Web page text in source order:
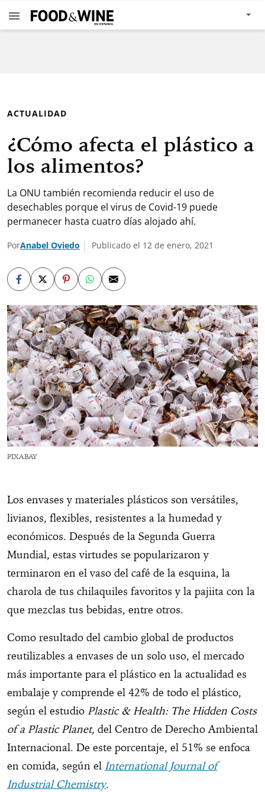
ACTUALIDAD
¿Cómo afecta el plástico a
los alimentos?
La ONU también recomienda reducir el uso de
desechables porque el virus de Covid-19 puede
permanecer hasta cuatro días alojado ahí.
PorAnabel Oviedo Publicado el 12 de enero, 2021
PIXABAY
Los envases y materiales plásticos son versátiles,
livianos, flexibles, resistentes a la humedad y
económicos. Después de la Segunda Guerra
Mundial, estas virtudes se popularizaron y
terminaron en el vaso del café de la esquina, la
charola de tus chilaquiles favoritos y la pajiita con la
que mezclas tus bebidas, entre otros.
Como resultado del cambio global de productos
reutilizables a envases de un solo uso, el mercado
más importante para el plástico en la actualidad es
embalaje y comprende el 42% de todo el plástico,
según el estudio Plastic & Health: The Hidden Costs
of a Plastic Planet, del Centro de Derecho Ambiental
Internacional. De este porcentaje, el 51% se enfoca
en comida, según el International Journal of
Industrial Chemistry.